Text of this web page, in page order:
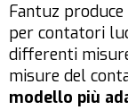
Fantuz
per contatori
differenti
misure del
modello più